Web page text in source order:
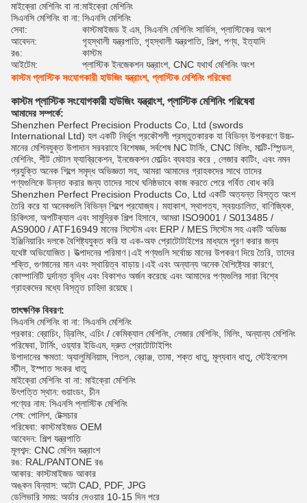
মাইক্রো মেশিনিং বা না:মাইক্রো মেশিনিং
সিএনসি মেশিনিং বা না: সিএনসি মেশিনিং
সেবা:
কাস্টমাইজড ই এম, সিএনসি মেশিনিং সার্ভিস, প্লাস্টিকের অংশ
আবেদন:
গৃহস্থালী যন্ত্রপাতি, গৃহস্থালী যন্ত্রপাতি, শিল্প, পণ্য, ইত্যাদি
রঙ:
কাস্টম
আইটেম:
প্লাস্টিক ইনজেকশন যন্ত্রাংশ, CNC যথার্থ মেশিনিং অংশ
কাস্টম প্লাস্টিক সংযোগকারী হাউজিং যন্ত্রাংশ, প্লাস্টিক মেশিনিং পরিষেবা
কাস্টম প্লাস্টিক সংযোগকারী হাউজিং যন্ত্রাংশ, প্লাস্টিক মেশিনিং পরিষেবা
আমাদের সম্পর্কে:
Shenzhen Perfect Precision Products Co, Ltd (swords
International Ltd) হল একটি নির্ভুল প্রকৌশলী প্রস্তুতকারক যা বিভিন্ন উপকরণে উচ্চ-
মানের মেশিনযুক্ত উপাদান সরবরাহে বিশেষজ্ঞ, সর্বশেষ NC টার্নিং, CNC মিলিং, মাল্টি-স্পিন্ডল,
মেশিনিং, শীট মেটাল ফ্যাব্রিকেশন, ইনজেকশন মোল্ডিং ব্যবহার করে , লেজার কাটিং, এবং নমন
প্রযুক্তি অনেক শিল্পে সমৃদ্ধ অভিজ্ঞতা সহ, আমরা আমাদের গ্রাহকদের সাথে তাদের
পণ্যগুলিকে উন্নত করার জন্য তাদের সাথে ঘনিষ্ঠভাবে কাজ করতে পেরে গর্বিত বোধ করি
Shenzhen Perfect Precision Products Co, Ltd একটি অত্যন্ত বিস্তৃত অংশ
তৈরি করে যা অনেকগুলি বিভিন্ন শিল্পে প্রযোজ্য। মহাকাশ, স্থাপত্য, স্বয়ংচালিত, বাণিজ্যিক,
চিকিৎসা, অপটিক্যাল এবং সামুদ্রিক শিল্প হিসাবে, আমরা ISO9001 / S013485 /
AS9000 / ATF16949 মানের সিস্টেম এবং ERP / MES সিস্টেম সহ একটি অভিজ্ঞ
ইঞ্জিনিয়ারিং দলকে বৈশিষ্ট্যযুক্ত করি যা এক-অফ প্রোটোটাইপের মাধ্যমে পূরণ করার জন্য
যথেষ্ট অভিযোজিত। উত্পাদনের পরিমাণ।এই পণ্যগুলি সর্বোচ্চ মানের উপকরণ দিয়ে তৈরি, তাদের
শক্তি, গুণমানের মান এবং স্থায়িত্ব বাড়ায়।এই এবং অন্যান্য অনেক বৈশিষ্ট্যের কারণে,
কোম্পানিটি দুর্দান্ত বৃদ্ধি এবং বিকাশও অর্জন করেছে এবং আমাদের পণ্যগুলির সারা বিশ্বে
গ্রাহকদের মধ্যে বিস্তৃত চাহিদা রয়েছে।
তাৎক্ষণিক বিবরণ:
সিএনসি মেশিনিং বা না: সিএনসি মেশিনিং
প্রকার: ব্রোচিং, ড্রিলিং, এচিং / কেমিক্যাল মেশিনিং, লেজার মেশিনিং, মিলিং, অন্যান্য মেশিনিং
পরিষেবা, টার্নিং, ওয়্যার ইডিএম, দ্রুত প্রোটোটাইপিং
উপাদানের ক্ষমতা: অ্যালুমিনিয়াম, পিতল, ব্রোঞ্জ, তামা, শক্ত ধাতু, মূল্যবান ধাতু, স্টেইনলেস
স্টীল, ইস্পাত সংকর ধাতু
মাইক্রো মেশিনিং বা না: মাইক্রো মেশিনিং
উৎপত্তি স্থান: গুয়াংডং, চীন
পণ্যের নাম: সিএনসি প্লাস্টিক মেশিনিং
শেষ: পোলিশ, টেক্সচার
পরিষেবা: কাস্টমাইজড OEM
আবেদন: শিল্প যন্ত্রপাতি
মূলশব্দ: CNC মেশিন যন্ত্রাংশ
রঙ: RAL/PANTONE রঙ
আকার: কাস্টমাইজড আকার
অঙ্কন বিন্যাস: অটো CAD, PDF, JPG
ডেলিভারি সময়: অর্ডার দেওয়ার 10-15 দিন পরে